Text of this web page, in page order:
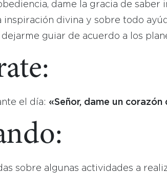
dame la gracia de saber
divina y sobre todo
guiar de acuerdo a los
el día: «Señor, dame un
sobre algunas actividades a